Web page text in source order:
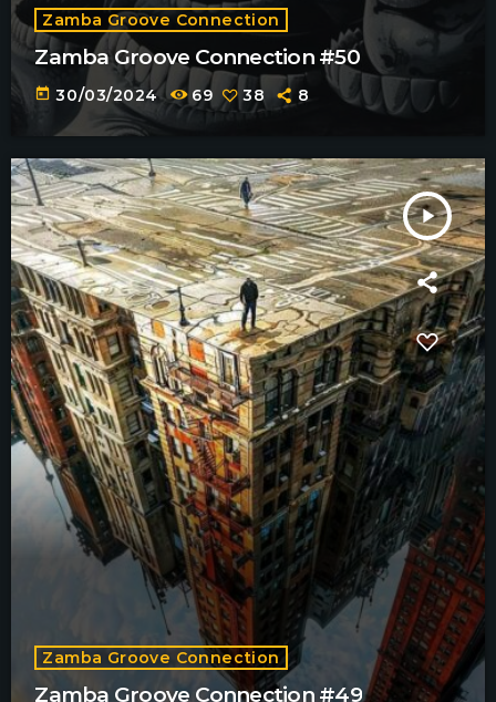
Zamba Groove Connection
Zamba Groove Connection #50
today 30/03/2024 69 38 8
play_arrow
Zamba Groove Connection
Zamba Groove Connection #49